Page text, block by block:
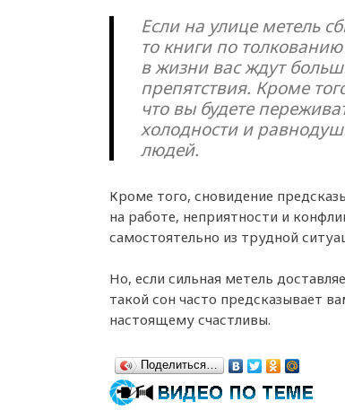
Если на улице метель
то книги по
в жизни вас ждут
препятствия. Кроме
что вы будете
холодности и
людей.
Кроме того, сновидение
на работе, неприятности и
самостоятельно из трудной
Но, если сильная метель
такой сон часто предсказывает
настоящему счастливы.
Поделиться…